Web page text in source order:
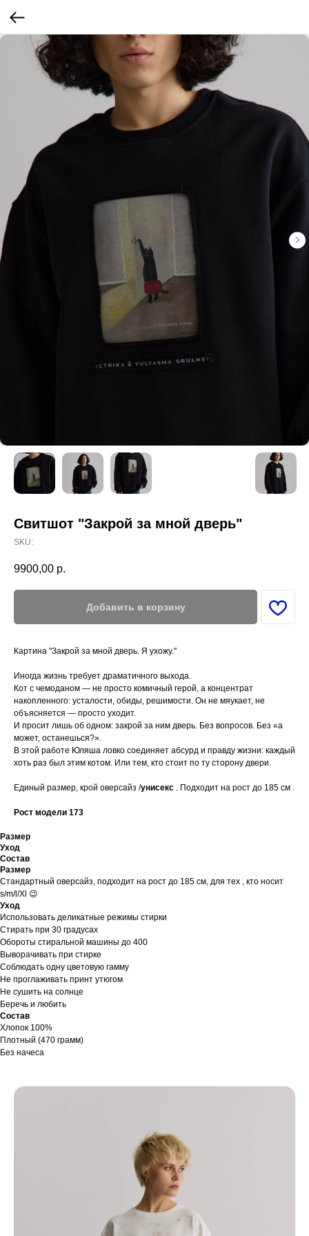
Свитшот "Закрой за мной дверь"
SKU:
9900,00 р.
Добавить в корзину
Картина "Закрой за мной дверь. Я ухожу."
Иногда жизнь требует драматичного выхода.
Кот с чемоданом — не просто комичный герой, а концентрат
накопленного: усталости, обиды, решимости. Он не мяукает, не
объясняется — просто уходит.
И просит лишь об одном: закрой за ним дверь. Без вопросов. Без «а
может, останешься?».
В этой работе Юляша ловко соединяет абсурд и правду жизни: каждый
хоть раз был этим котом. Или тем, кто стоит по ту сторону двери.
Единый размер, крой оверсайз /унисекс . Подходит на рост до 185 см .
Рост модели 173
Размер
Уход
Состав
Размер
Стандартный оверсайз, подходит на рост до 185 см, для тех , кто носит
s/m/l/Xl 😉
Уход
Использовать деликатные режимы стирки
Стирать при 30 градусах
Обороты стиральной машины до 400
Выворачивать при стирке
Соблюдать одну цветовую гамму
Не проглаживать принт утюгом
Не сушить на солнце
Беречь и любить
Состав
Хлопок 100%
Плотный (470 грамм)
Без начеса